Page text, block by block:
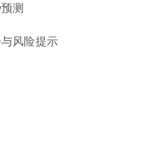
测
风险提示